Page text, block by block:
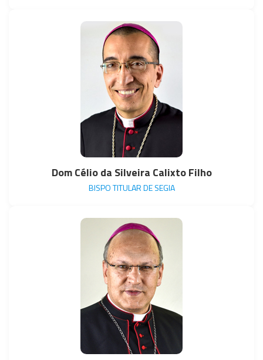
Dom Célio da Silveira Calixto Filho
BISPO TITULAR DE SEGIA